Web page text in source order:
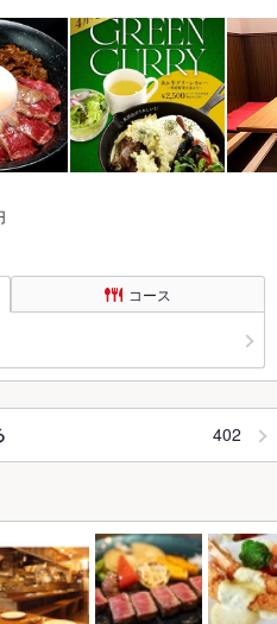
コース
402